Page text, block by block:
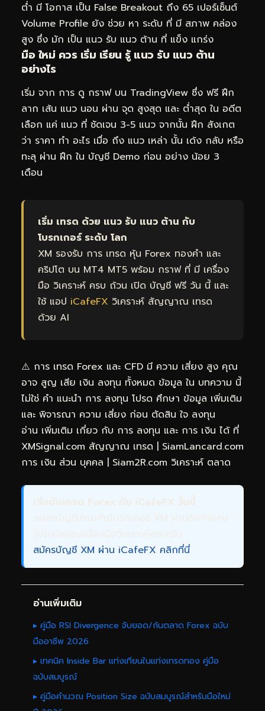
ต่ำ มี โอกาส เป็น False Breakout ถึง 65 เปอร์เซ็นต์
Volume Profile ยัง ช่วย หา ระดับ ที่ มี สภาพ คล่อง
สูง ซึ่ง มัก เป็น แนว รับ แนว ต้าน ที่ แข็ง แกร่ง
มือ ใหม่ ควร เริ่ม เรียน รู้ แนว รับ แนว ต้าน
อย่างไร
เริ่ม จาก การ ดู กราฟ บน TradingView ซึ่ง ฟรี ฝึก
ลาก เส้น แนว นอน ผ่าน จุด สูงสุด และ ต่ำสุด ใน อดีต
เลือก แค่ แนว ที่ ชัดเจน 3-5 แนว จากนั้น ฝึก สังเกต
ว่า ราคา ทำ อะไร เมื่อ ถึง แนว เหล่า นั้น เด้ง กลับ หรือ
ทะลุ ผ่าน ฝึก ใน บัญชี Demo ก่อน อย่าง น้อย 3
เดือน
เริ่ม เทรด ด้วย แนว รับ แนว ต้าน กับ
โบรกเกอร์ ระดับ โลก
XM รองรับ การ เทรด หุ้น Forex ทองคำ และ
คริปโต บน MT4 MT5 พร้อม กราฟ ที่ มี เครื่อง
มือ วิเคราะห์ ครบ ถ้วน เปิด บัญชี ฟรี วัน นี้ และ
ใช้ แอป iCafeFX วิเคราะห์ สัญญาณ เทรด
ด้วย AI
⚠️ การ เทรด Forex และ CFD มี ความ เสี่ยง สูง คุณ
อาจ สูญ เสีย เงิน ลงทุน ทั้งหมด ข้อมูล ใน บทความ นี้
ไม่ใช่ คำ แนะนำ การ ลงทุน โปรด ศึกษา ข้อมูล เพิ่มเติม
และ พิจารณา ความ เสี่ยง ก่อน ตัดสิน ใจ ลงทุน
อ่าน เพิ่มเติม เกี่ยว กับ การ ลงทุน และ การ เงิน ได้ ที่
XMSignal.com สัญญาณ เทรด | SiamLancard.com
การ เงิน ส่วน บุคคล | Siam2R.com วิเคราะห์ ตลาด
เริ่มต้นเทรด Forex กับ iCafeFX วันนี้
สมัครบัญชีเทรดกับโบรกเกอร์ XM ผ่านลิงก์พิเศษ
รับโบนัสและเครื่องมือวิเคราะห์ครบครัน
สมัครบัญชี XM ผ่าน iCafeFX คลิกที่นี่
อ่านเพิ่มเติม
▸ คู่มือ RSI Divergence จับยอด/ก้นตลาด Forex ฉบับ
มืออาชีพ 2026
▸ เทคนิค Inside Bar แท่งเทียนในแท่งเทรดทอง คู่มือ
ฉบับสมบูรณ์
▸ คู่มือคำนวณ Position Size ฉบับสมบูรณ์สำหรับมือใหม่